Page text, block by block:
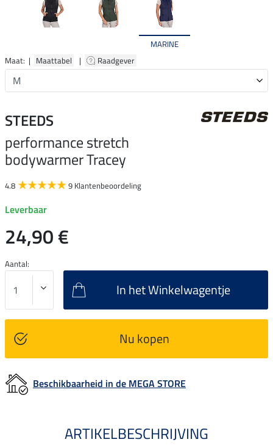
MARINE
Maat: | Maattabel | Raadgever
STEEDS
performance stretch
bodywarmer Tracey
4.8 9 Klantenbeoordeling
Leverbaar
24,90 €
Aantal:
In het Winkelwagentje
Nu kopen
Beschikbaarheid in de MEGA STORE
ARTIKELBESCHRIJVING